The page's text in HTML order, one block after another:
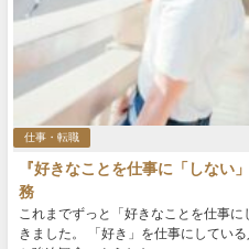
仕事・転職
『好きなことを仕事に「しな
務
これまでずっと「好きなことを仕事
きました。 「好き」を仕事にしてい